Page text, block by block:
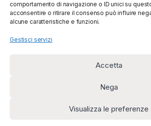
comportamento di navigazione o ID unici su
acconsentire o ritirare il consenso può influire
alcune caratteristiche e funzioni.
Gestisci servizi
Accetta
Nega
Visualizza le preferenze
disponibili!
(0039) 091
5607514